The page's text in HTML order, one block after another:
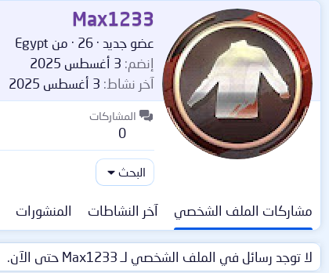
Max1233
عضو جديد ·
· من Egypt
إنضم 3 أغسطس 2025
آخر نشاط 3 أغسطس 2025
المشاركات
0
البحث
مشاركات الملف الشخصي آخر النشاطات المنشورات
لا توجد رسائل في الملف الشخصي لـ Max1233 حتى الآن.